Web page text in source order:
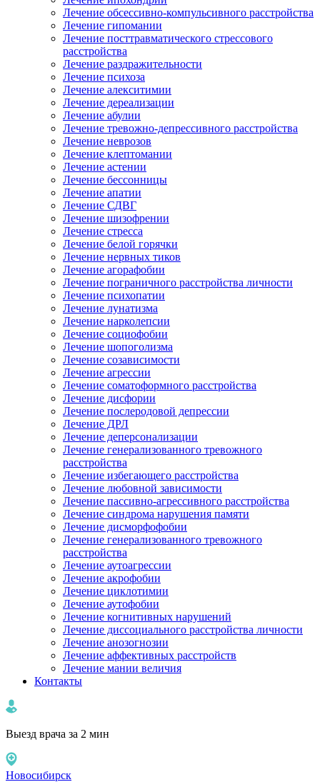
Лечение обсессивно-компульсивного расстройства
Лечение гипомании
Лечение посттравматического стрессового
расстройства
Лечение раздражительности
Лечение психоза
Лечение алекситимии
Лечение дереализации
Лечение абулии
Лечение тревожно-депрессивного расстройства
Лечение неврозов
Лечение клептомании
Лечение астении
Лечение бессонницы
Лечение апатии
Лечение СДВГ
Лечение шизофрении
Лечение стресса
Лечение белой горячки
Лечение нервных тиков
Лечение агорафобии
Лечение пограничного расстройства личности
Лечение психопатии
Лечение лунатизма
Лечение нарколепсии
Лечение социофобии
Лечение шопоголизма
Лечение созависимости
Лечение агрессии
Лечение соматоформного расстройства
Лечение дисфории
Лечение послеродовой депрессии
Лечение ДРЛ
Лечение деперсонализации
Лечение генерализованного тревожного
расстройства
Лечение избегающего расстройства
Лечение любовной зависимости
Лечение пассивно-агрессивного расстройства
Лечение синдрома нарушения памяти
Лечение дисморфофобии
Лечение генерализованного тревожного
расстройства
Лечение аутоагрессии
Лечение акрофобии
Лечение циклотимии
Лечение аутофобии
Лечение когнитивных нарушений
Лечение диссоциального расстройства личности
Лечение анозогнозии
Лечение аффективных расстройств
Лечение мании величия
Контакты
Выезд врача за 2 мин
Новосибирск